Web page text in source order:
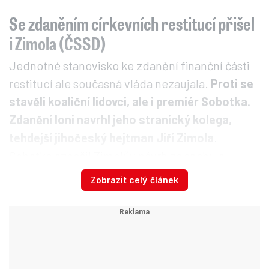
Se zdaněním církevních restitucí přišel
i Zimola (ČSSD)
Jednotné stanovisko ke zdanění finanční části
restitucí ale současná vláda nezaujala. Proti se
stavěli koaliční lidovci, ale i premiér Sobotka.
Zdanění loni navrhl jeho stranický kolega,
nasbírání volebních bodů před krajskými
volbami v říjnu 2016. ČSSD měla revizi
církevních restitucí ve svém programu pro
Zobrazit celý článek